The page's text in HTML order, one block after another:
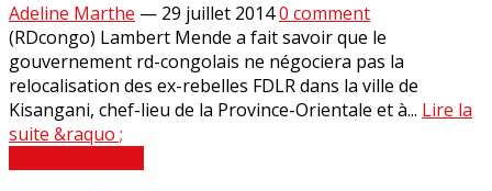
Adeline Marthe — 29 juillet 20140 comment
(RDcongo) Lambert Mende a fait savoir que le
gouvernement rd-congolais ne négociera pas la
relocalisation des ex-rebelles FDLR dans la ville de
Kisangani, chef-lieu de la Province-Orientale et à... Lire la
suite &raquo ;